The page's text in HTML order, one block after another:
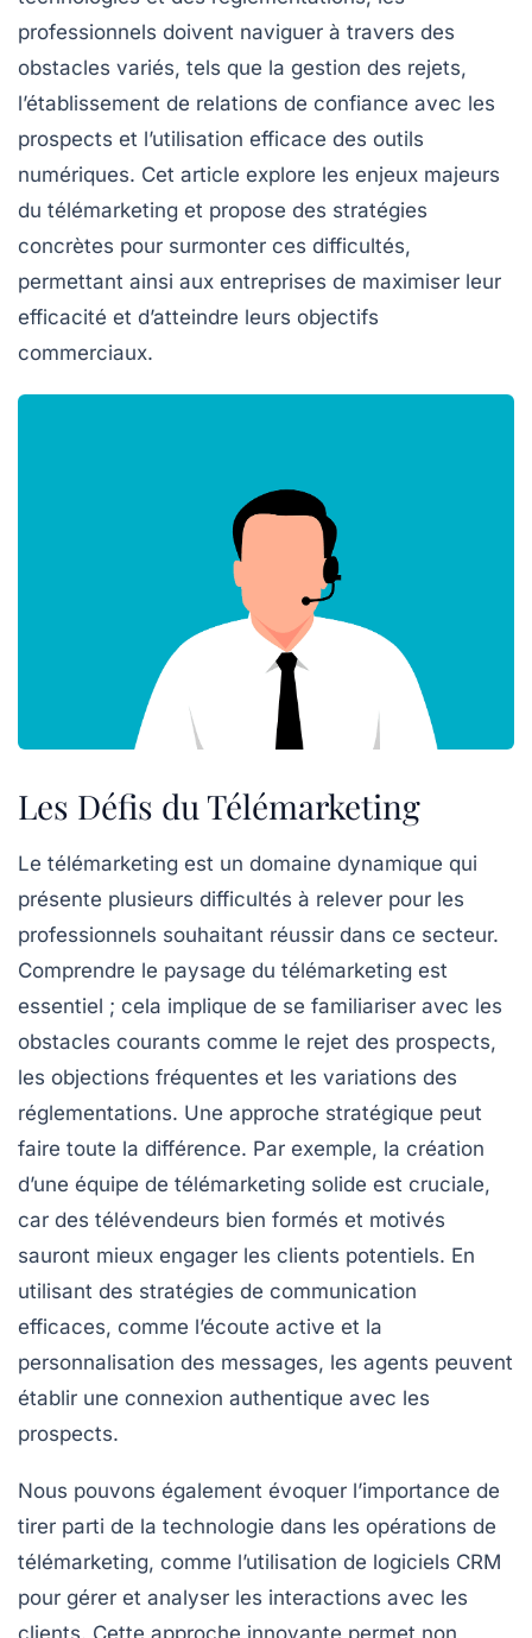
professionnels doivent naviguer à travers des
obstacles variés, tels que la gestion des rejets,
l’établissement de relations de confiance avec les
prospects et l’utilisation efficace des outils
numériques. Cet article explore les enjeux majeurs
du télémarketing et propose des stratégies
concrètes pour surmonter ces difficultés,
permettant ainsi aux entreprises de maximiser leur
efficacité et d’atteindre leurs objectifs
commerciaux.
Les Défis du Télémarketing
Le télémarketing est un domaine dynamique qui
présente plusieurs difficultés à relever pour les
professionnels souhaitant réussir dans ce secteur.
Comprendre le paysage du télémarketing est
essentiel ; cela implique de se familiariser avec les
obstacles courants comme le rejet des prospects,
les objections fréquentes et les variations des
réglementations. Une approche stratégique peut
faire toute la différence. Par exemple, la création
d’une équipe de télémarketing solide est cruciale,
car des télévendeurs bien formés et motivés
sauront mieux engager les clients potentiels. En
utilisant des stratégies de communication
efficaces, comme l’écoute active et la
personnalisation des messages, les agents peuvent
établir une connexion authentique avec les
prospects.
Nous pouvons également évoquer l’importance de
tirer parti de la technologie dans les opérations de
télémarketing, comme l’utilisation de logiciels CRM
pour gérer et analyser les interactions avec les
clients. Cette approche innovante permet non